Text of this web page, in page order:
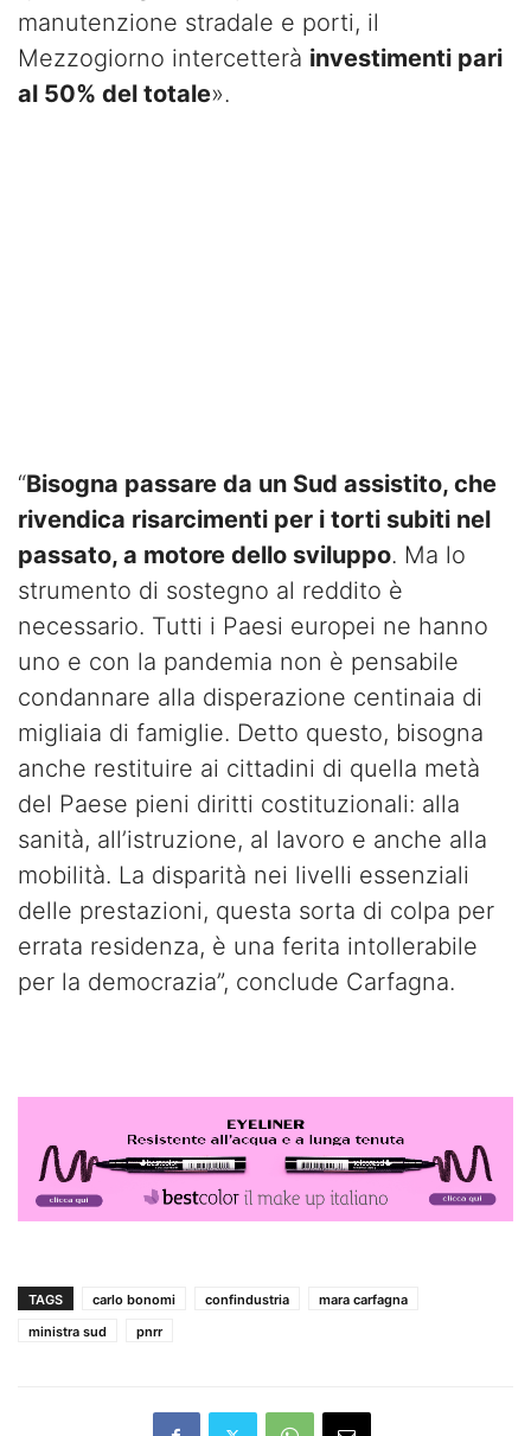
manutenzione stradale e porti, il
Mezzogiorno intercetterà investimenti pari
al 50% del totale».
“Bisogna passare da un Sud assistito, che
rivendica risarcimenti per i torti subiti nel
passato, a motore dello sviluppo. Ma lo
strumento di sostegno al reddito è
necessario. Tutti i Paesi europei ne hanno
uno e con la pandemia non è pensabile
condannare alla disperazione centinaia di
migliaia di famiglie. Detto questo, bisogna
anche restituire ai cittadini di quella metà
del Paese pieni diritti costituzionali: alla
sanità, all’istruzione, al lavoro e anche alla
mobilità. La disparità nei livelli essenziali
delle prestazioni, questa sorta di colpa per
errata residenza, è una ferita intollerabile
per la democrazia”, conclude Carfagna.
TAGS carlo bonomi confindustria
mara carfagna
ministra sud
pnrr